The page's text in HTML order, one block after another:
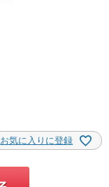
お気に入りに登録